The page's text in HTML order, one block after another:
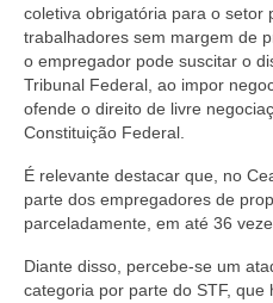
coletiva obrigatória para o setor
trabalhadores sem margem de
o empregador pode suscitar o
Tribunal Federal, ao impor
ofende o direito de livre
Constituição Federal.
É relevante destacar que, no
parte dos empregadores de
parceladamente, em até 36
Diante disso, percebe-se um
categoria por parte do STF, que